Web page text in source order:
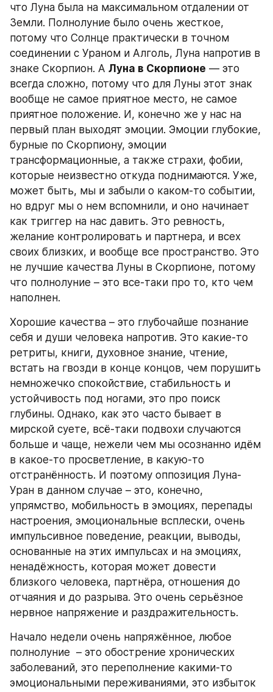
что Луна была на максимальном отдалении от
Земли. Полнолуние было очень жесткое,
потому что Солнце практически в точном
соединении с Ураном и Алголь, Луна напротив в
знаке Скорпион. А Луна в Скорпионе — это
всегда сложно, потому что для Луны этот знак
вообще не самое приятное место, не самое
приятное положение. И, конечно же у нас на
первый план выходят эмоции. Эмоции глубокие,
бурные по Скорпиону, эмоции
трансформационные, а также страхи, фобии,
которые неизвестно откуда поднимаются. Уже,
может быть, мы и забыли о каком-то событии,
но вдруг мы о нем вспомнили, и оно начинает
как триггер на нас давить. Это ревность,
желание контролировать и партнера, и всех
своих близких, и вообще все пространство. Это
не лучшие качества Луны в Скорпионе, потому
что полнолуние – это все-таки про то, кто чем
наполнен.
Хорошие качества – это глубочайше познание
себя и души человека напротив. Это какие-то
ретриты, книги, духовное знание, чтение,
встать на гвозди в конце концов, чем порушить
немножечко спокойствие, стабильность и
устойчивость под ногами, это про поиск
глубины. Однако, как это часто бывает в
мирской суете, всё-таки подвохи случаются
больше и чаще, нежели чем мы осознанно идём
в какое-то просветление, в какую-то
отстранённость. И поэтому оппозиция Луна-
Уран в данном случае – это, конечно,
упрямство, мобильность в эмоциях, перепады
настроения, эмоциональные всплески, очень
импульсивное поведение, реакции, выводы,
основанные на этих импульсах и на эмоциях,
ненадёжность, которая может довести
близкого человека, партнёра, отношения до
отчаяния и до разрыва. Это очень серьёзное
нервное напряжение и раздражительность.
Начало недели очень напряжённое, любое
полнолуние  – это обострение хронических
заболеваний, это переполнение какими-то
эмоциональными переживаниями, это избыток